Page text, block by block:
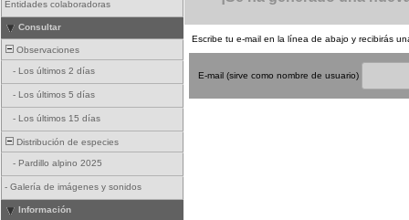
Entidades colaboradoras
Consultar
Observaciones
- Los últimos 2 días
- Los últimos 5 días
- Los últimos 15 días
Distribución de especies
- Pardillo alpino 2025
- Galería de imágenes y sonidos
Información
Escribe tu e-mail en la línea de abajo y recibirás
E-mail (sirve como nombre de usuario)